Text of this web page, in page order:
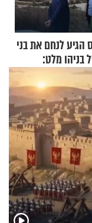
הגיע לנחם את בני
מלט:
תומכים